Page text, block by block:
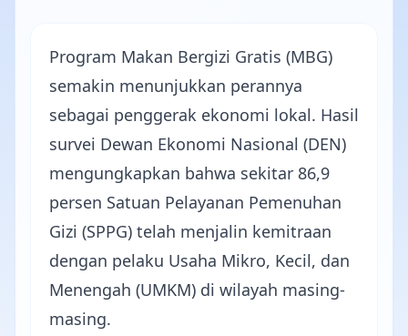
Program Makan Bergizi Gratis (MBG)
semakin menunjukkan perannya
sebagai penggerak ekonomi lokal. Hasil
survei Dewan Ekonomi Nasional (DEN)
mengungkapkan bahwa sekitar 86,9
persen Satuan Pelayanan Pemenuhan
Gizi (SPPG) telah menjalin kemitraan
dengan pelaku Usaha Mikro, Kecil, dan
Menengah (UMKM) di wilayah masing-
masing.